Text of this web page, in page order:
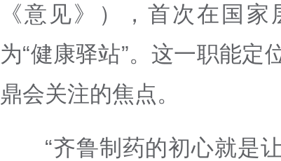
《意见》），首次在国
为“健康驿站”。这一职能定
鼎会关注的焦点。
“齐鲁制药的初心就是